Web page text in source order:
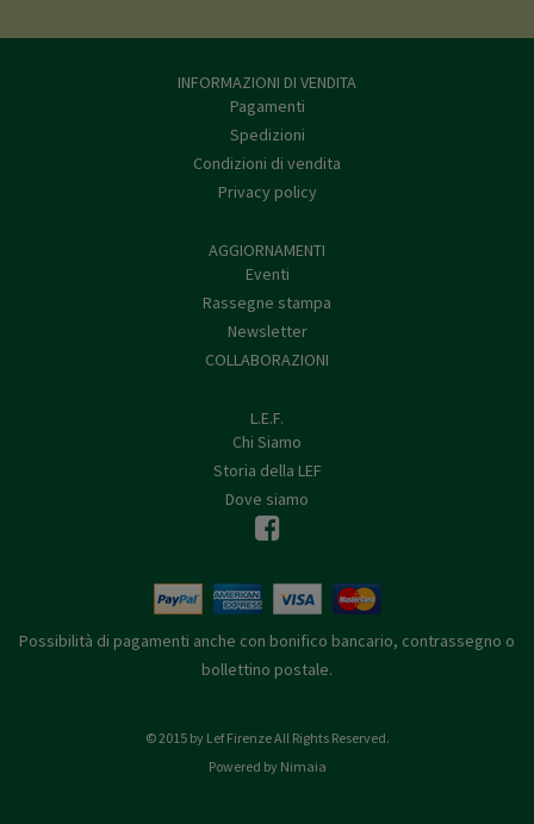
INFORMAZIONI DI VENDITA
Pagamenti
Spedizioni
Condizioni di vendita
Privacy policy
AGGIORNAMENTI
Eventi
Rassegne stampa
Newsletter
COLLABORAZIONI
L.E.F.
Chi Siamo
Storia della LEF
Dove siamo
Possibilità di pagamenti anche con bonifico bancario, contrassegno o
bollettino postale.
© 2015 by Lef Firenze All Rights Reserved.
Powered by Nimaia